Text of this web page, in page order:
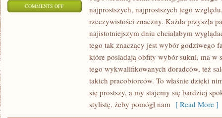
COMMENTS OFFON
PRZYSZŁEJ
GIGANTYCZNYM
WYDARZENIEM
najprostszych, najprostszych tego
rzeczywistości znaczny. Każda przyszła
najistotniejszym dniu chciałabym
tego tak znaczący jest wybór godziwego
które posiadają obfity wybór sukni, ma w
tego wykwalifikowanych doradców, też
takich pracobiorców. To właśnie dzięki
się prostszy, a my stajemy się bardziej
stylistę, żeby pomógł nam [ Read More ]